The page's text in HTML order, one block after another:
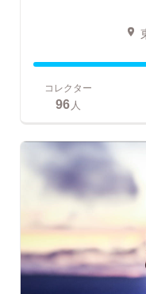
コレクター
96 人